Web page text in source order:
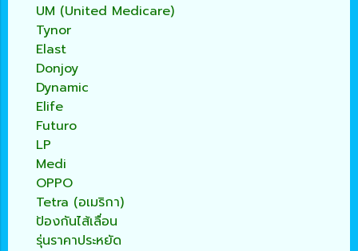
UM (United Medicare)
Tynor
Elast
Donjoy
Dynamic
Elife
Futuro
LP
Medi
OPPO
Tetra (อเมริกา)
ป้องกันไส้เลื่อน
รุ่นราคาประหยัด